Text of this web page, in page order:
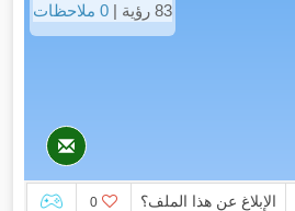
83 رؤية |
0 ملاحظات
الإبلاغ عن هذا الملف؟ 0